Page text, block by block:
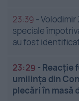
23:39 -
speciale
au fost
23:29 - Reacție
umilința din
plecări în masă